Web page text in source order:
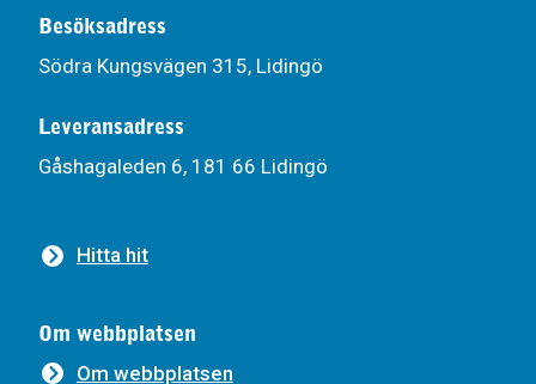
Besöksadress
Södra Kungsvägen 315, Lidingö
Leveransadress
Gåshagaleden 6, 181 66 Lidingö
Hitta hit
Om webbplatsen
Om webbplatsen